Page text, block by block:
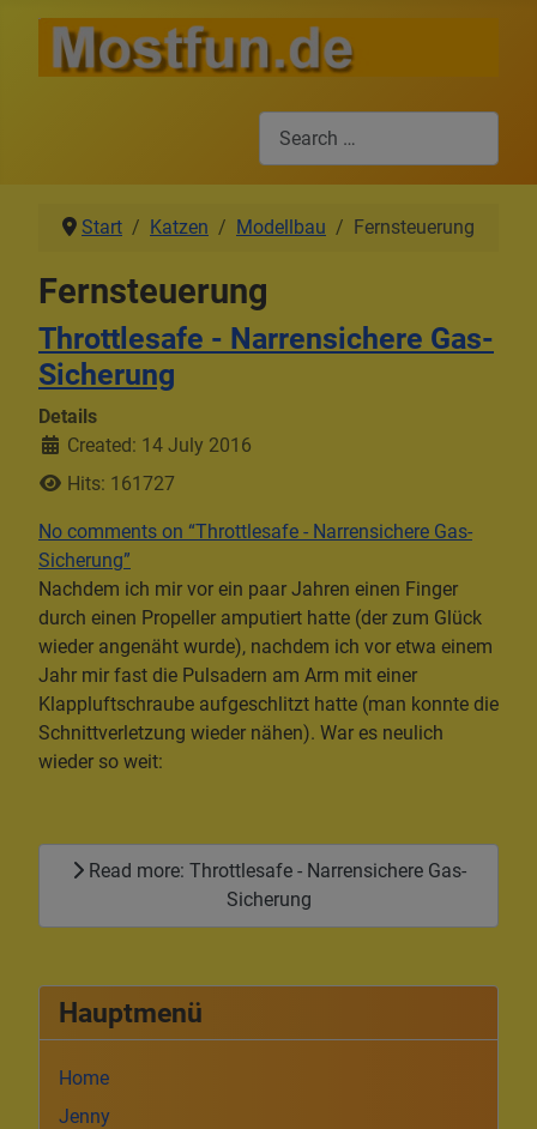
Start Katzen Modellbau Fernsteuerung
Fernsteuerung
Throttlesafe - Narrensichere Gas-
Sicherung
Details
Created: 14 July 2016
Hits: 161727
No comments on “Throttlesafe - Narrensichere Gas-
Sicherung”
Nachdem ich mir vor ein paar Jahren einen Finger
durch einen Propeller amputiert hatte (der zum Glück
wieder angenäht wurde), nachdem ich vor etwa einem
Jahr mir fast die Pulsadern am Arm mit einer
Klappluftschraube aufgeschlitzt hatte (man konnte die
Schnittverletzung wieder nähen). War es neulich
wieder so weit:
Read more: Throttlesafe - Narrensichere Gas-
Sicherung
Hauptmenü
Home
Jenny